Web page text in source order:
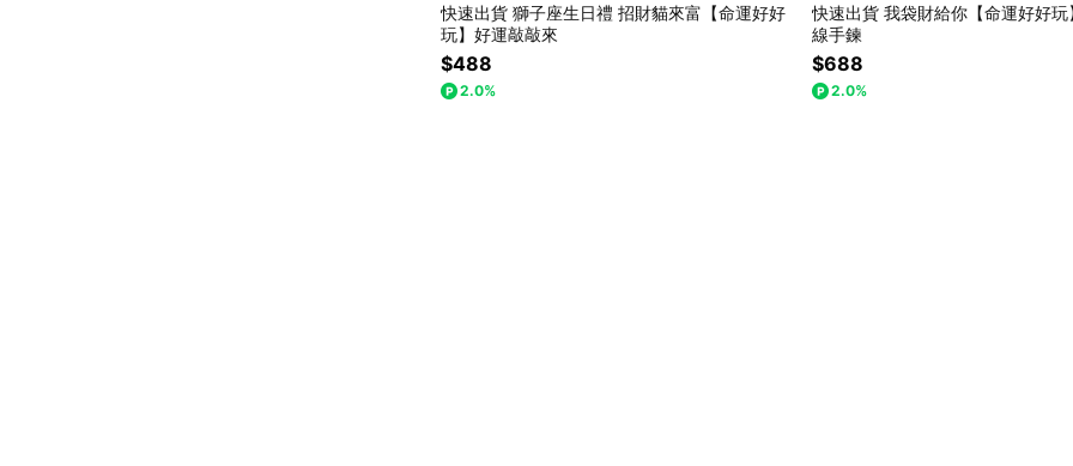
快速出貨 獅子座生日禮 招財貓來富【命運好好
玩】好運敲敲來
$488
2.0%
快速出貨 我袋財給你【命運好好
線手鍊
$688
2.0%